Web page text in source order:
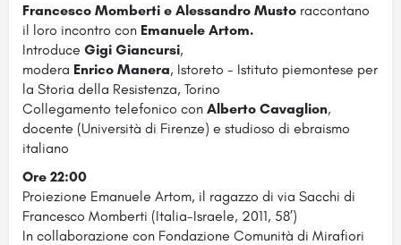
Francesco Momberti e Alessandro Musto raccontano
il loro incontro con Emanuele Artom.
Introduce Gigi Giancursi,
modera Enrico Manera, Istoreto - Istituto piemontese per
la Storia della Resistenza, Torino
Collegamento telefonico con Alberto Cavaglion,
docente (Università di Firenze) e studioso di ebraismo
italiano
Ore 22:00
Proiezione Emanuele Artom, il ragazzo di via Sacchi di
Francesco Momberti (Italia-Israele, 2011, 58’)
In collaborazione con Fondazione Comunità di Mirafiori